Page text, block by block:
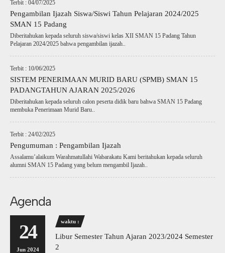
Terbit : 04/07/2025
Pengambilan Ijazah Siswa/Siswi Tahun Pelajaran 2024/2025
SMAN 15 Padang
Diberitahukan kepada seluruh siswa/siswi kelas XII SMAN 15 Padang Tahun
Pelajaran 2024/2025 bahwa pengambilan ijazah..
Terbit : 10/06/2025
SISTEM PENERIMAAN MURID BARU (SPMB) SMAN 15
PADANGTAHUN AJARAN 2025/2026
Diberitahukan kepada seluruh calon peserta didik baru bahwa SMAN 15 Padang
membuka Penerimaan Murid Baru..
Terbit : 24/02/2025
Pengumuman : Pengambilan Ijazah
Assalamu’alaikum Warahmatullahi Wabarakatu Kami beritahukan kepada seluruh
alumni SMAN 15 Padang yang belum mengambil Ijazah..
Agenda
24
Jun 2024
waktu :
Libur Semester Tahun Ajaran 2023/2024 Semester
2